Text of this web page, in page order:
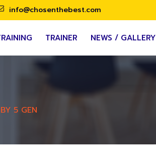
info@chosenthebest.com
TRAINER NEWS / GALLERY
5 GEN